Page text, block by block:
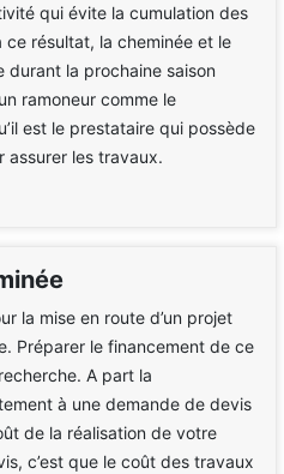
qui évite la cumulation des
résultat, la cheminée et le
la prochaine saison
ramoneur comme le
est le prestataire qui possède
assurer les travaux.
la mise en route d’un projet
Préparer le financement de ce
A part la
à une demande de devis
de la réalisation de votre
c’est que le coût des travaux